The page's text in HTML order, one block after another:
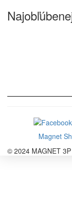
Magnet
© 2024 MAGNET 3P